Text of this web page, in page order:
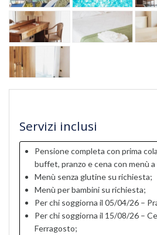
Servizi inclusi
Pensione completa con prima
buffet, pranzo e cena con menù
Menù senza glutine su richiesta;
Menù per bambini su richiesta;
Per chi soggiorna il 05/04/26 –
Per chi soggiorna il 15/08/26 –
Ferragosto;